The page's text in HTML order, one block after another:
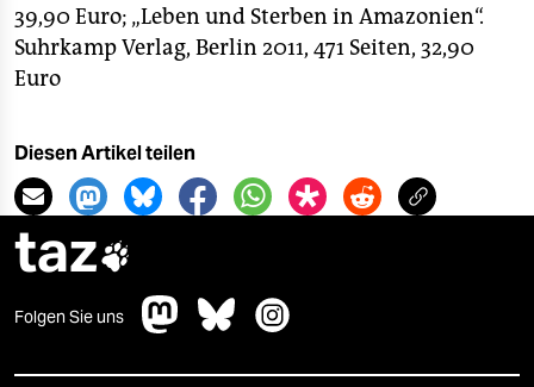
39,90 Euro; „Leben und Sterben in Amazonien“.
Suhrkamp Verlag, Berlin 2011, 471 Seiten, 32,90
Euro
Diesen Artikel teilen
taz
Folgen Sie uns